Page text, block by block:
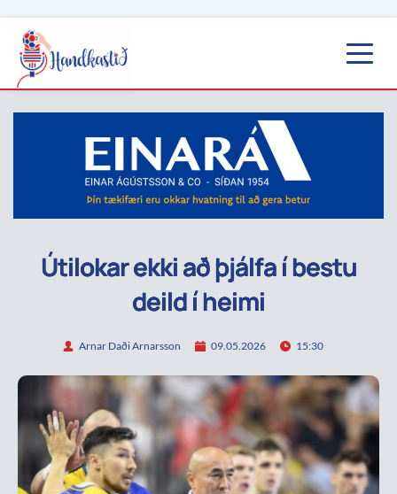
Útilokar ekki að þjálfa í bestu
deild í heimi
Arnar Daði Arnarsson 09.05.2026 15:30